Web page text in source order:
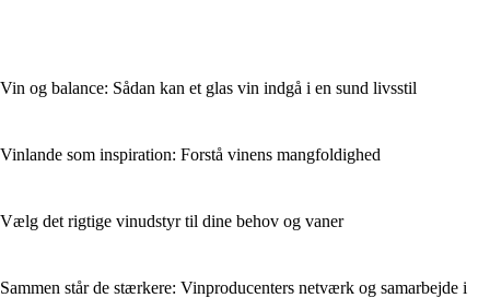
Vin og balance: Sådan kan et glas vin indgå i en sund livsstil
Vinlande som inspiration: Forstå vinens mangfoldighed
Vælg det rigtige vinudstyr til dine behov og vaner
Sammen står de stærkere: Vinproducenters netværk og samarbejde i